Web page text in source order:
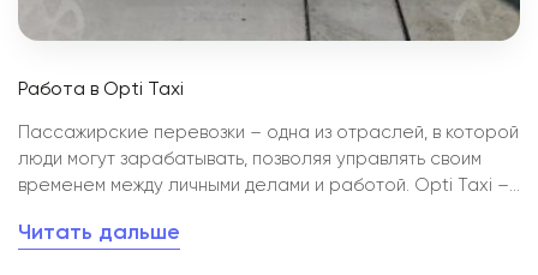
Работа в Opti Taxi
Пассажирские перевозки – одна из отраслей, в которой
люди могут зарабатывать, позволяя управлять своим
временем между личными делами и работой. Opti Taxi –
Компания присутствует в 40 городах, имеет
Читать дальше